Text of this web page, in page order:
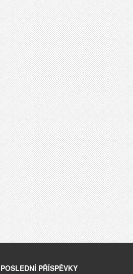
POSLEDNÍ PŘÍSPĚVKY